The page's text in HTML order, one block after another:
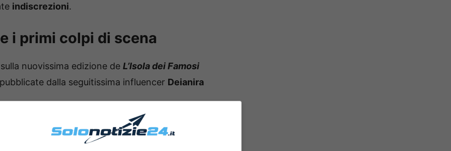
indiscrezioni.
i primi colpi di scena
sulla nuovissima edizione de L’Isola dei Famosi
dalla seguitissima influencer Deianira